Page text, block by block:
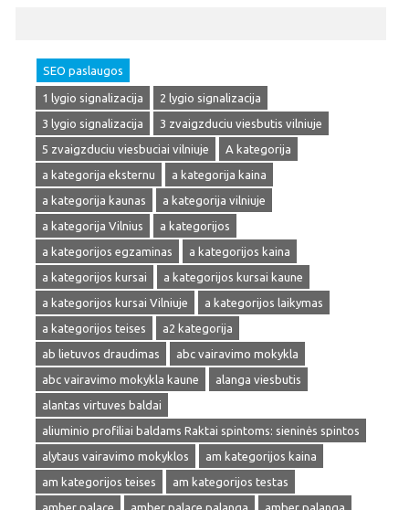
SEO paslaugos
1 lygio signalizacija
2 lygio signalizacija
3 lygio signalizacija
3 zvaigzduciu viesbutis vilniuje
5 zvaigzduciu viesbuciai vilniuje
A kategorija
a kategorija eksternu
a kategorija kaina
a kategorija kaunas
a kategorija vilniuje
a kategorija Vilnius
a kategorijos
a kategorijos egzaminas
a kategorijos kaina
a kategorijos kursai
a kategorijos kursai kaune
a kategorijos kursai Vilniuje
a kategorijos laikymas
a kategorijos teises
a2 kategorija
ab lietuvos draudimas
abc vairavimo mokykla
abc vairavimo mokykla kaune
alanga viesbutis
alantas virtuves baldai
aliuminio profiliai baldams Raktai spintoms: sieninės spintos
alytaus vairavimo mokyklos
am kategorijos kaina
am kategorijos teises
am kategorijos testas
amber palace
amber palace palanga
amber palanga